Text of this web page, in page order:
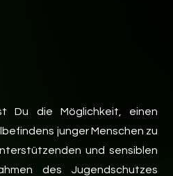
Du die Möglichkeit, einen
junger Menschen zu
und sensiblen
des Jugendschutzes